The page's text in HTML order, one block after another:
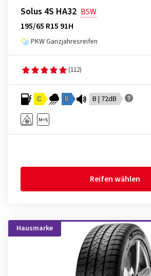
Solus 4S HA32 BSW
195/65 R15 91H
PKW Ganzjahresreifen
(112)
C B B | 72dB
Reifen wählen
Hausmarke